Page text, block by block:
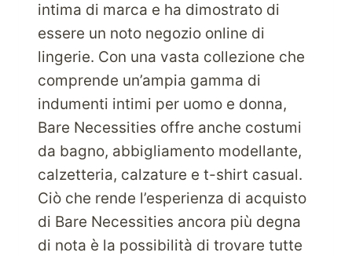
intima di marca e ha dimostrato di
essere un noto negozio online di
lingerie. Con una vasta collezione che
comprende un’ampia gamma di
indumenti intimi per uomo e donna,
Bare Necessities offre anche costumi
da bagno, abbigliamento modellante,
calzetteria, calzature e t-shirt casual.
Ciò che rende l’esperienza di acquisto
di Bare Necessities ancora più degna
di nota è la possibilità di trovare tutte